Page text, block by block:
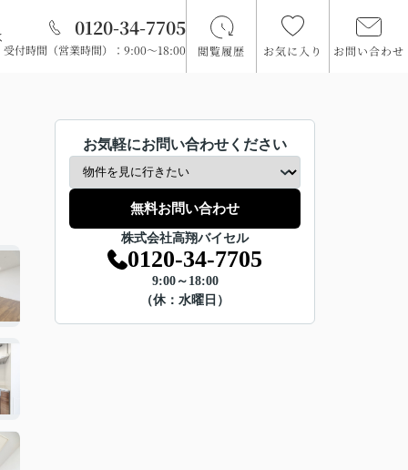
0120-34-7705
受付時間（営業時間）：9:00～18:00 閲覧履歴 お気に入り お問い合わせ
お気軽にお問い合わせください
無料お問い合わせ
株式会社高翔バイセル
0120-34-7705
9:00～18:00
（休：水曜日）